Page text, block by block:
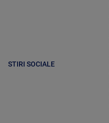
STIRI SOCIALE